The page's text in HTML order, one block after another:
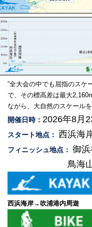
”全大会の中でも屈指のスケ
で、その標高差は最大
ながら、大自然のスケールを
開催日時： 2026年8月
スタート地点： 西浜海
フィニッシュ地点： 御
鳥海
西浜海岸→吹浦港内周遊